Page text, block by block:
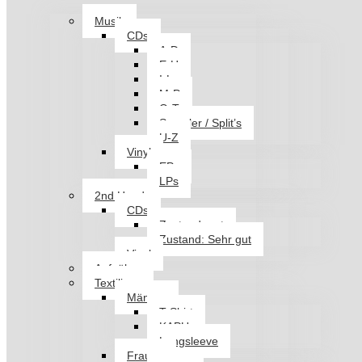
Musik
CDs
A-D
E-H
I-L
M-P
Q-T
Sampler / Split’s
U-Z
Vinyl
EPs
LPs
2nd Hand
CDs
Zustand: gut
Zustand: Sehr gut
Vinyl
Aufnäher
Textilien
Männer
T-Shirt
KAPU
Longsleeve
Frauen